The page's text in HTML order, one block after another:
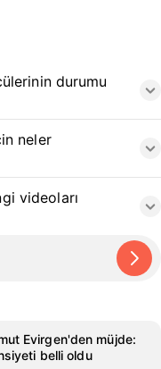
durumu
neler
videoları
Evirgen'den müjde:
belli oldu